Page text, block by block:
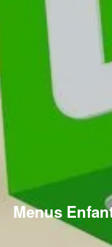
Menus